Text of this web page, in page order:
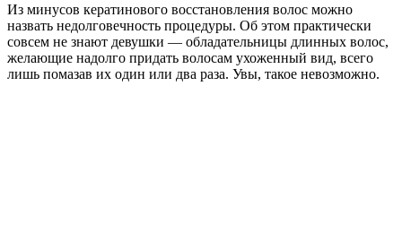
Из минусов кератинового восстановления волос можно
назвать недолговечность процедуры. Об этом практически
совсем не знают девушки — обладательницы длинных волос,
желающие надолго придать волосам ухоженный вид, всего
лишь помазав их один или два раза. Увы, такое невозможно.